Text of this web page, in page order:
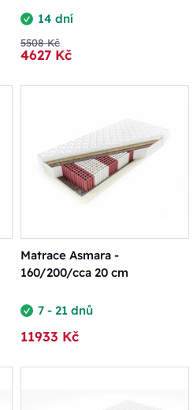
14 dní
5508 Kč
4627 Kč
Matrace Asmara -
160/200/cca 20 cm
7 - 21 dnů
11933 Kč